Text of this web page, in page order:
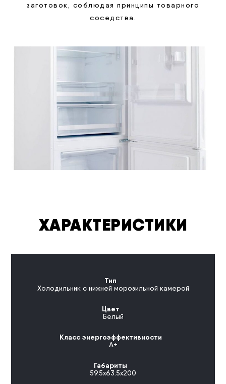
заготовок, соблюдая принципы товарного
соседства.
ХАРАКТЕРИСТИКИ
Тип
Холодильник с нижней морозильной камерой
Цвет
Белый
Класс энергоэффективности
А+
Габариты
59.5х63.5х200